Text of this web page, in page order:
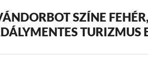
SZÍNE
TURIZMUS